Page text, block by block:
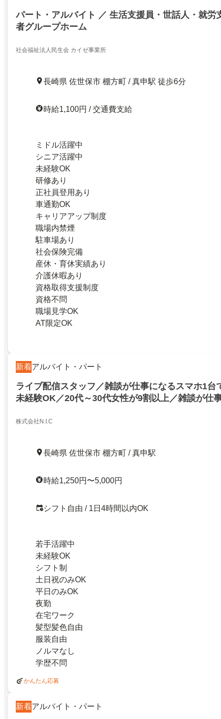
パート・アルバイト ／ 生活支援員・世話人・就労
者グループホーム
社会福祉法人民生会 カイゼ事業所
長崎県 佐世保市 棚方町 / 真申駅 徒歩6分
時給1,100円 / 交通費支給
ミドル活躍中
シニア活躍中
未経験OK
研修あり
正社員登用あり
車通勤OK
キャリアアップ制度
職場内禁煙
駐車場あり
社会保険完備
産休・育休実績あり
介護休暇あり
資格取得支援制度
資格不問
職場見学OK
AT限定OK
新着アルバイト・パート
ライブ配信スタッフ／雑談が仕事になるスマホ1台
未経験OK／20代～30代女性が9割以上／雑談が仕
21061227
株式会社N.I.C
長崎県 佐世保市 棚方町 / 真申駅
時給1,250円〜5,000円
シフト自由 / 1日4時間以内OK
若手活躍中
未経験OK
シフト制
土日祝のみOK
平日のみOK
夜勤
在宅ワーク
髪型髪色自由
服装自由
ノルマなし
学歴不問
かんたん応募
新着アルバイト・パート